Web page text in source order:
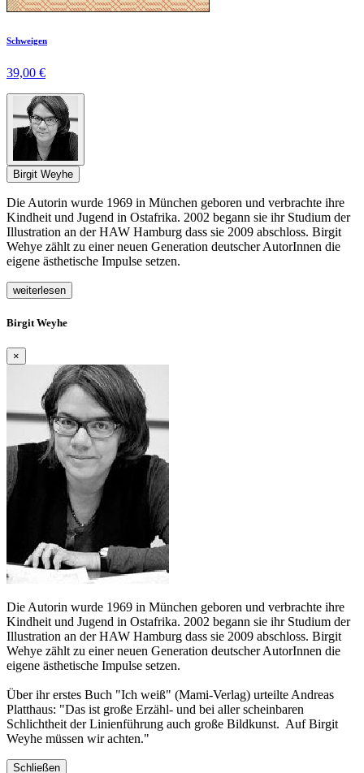
Schweigen
39,00 €
Birgit Weyhe
Die Autorin wurde 1969 in München geboren und verbrachte ihre
Kindheit und Jugend in Ostafrika. 2002 begann sie ihr Studium der
Illustration an der HAW Hamburg dass sie 2009 abschloss. Birgit
Wehye zählt zu einer neuen Generation deutscher AutorInnen die
eigene ästhetische Impulse setzen.
weiterlesen
Birgit Weyhe
×
Die Autorin wurde 1969 in München geboren und verbrachte ihre
Kindheit und Jugend in Ostafrika. 2002 begann sie ihr Studium der
Illustration an der HAW Hamburg dass sie 2009 abschloss. Birgit
Wehye zählt zu einer neuen Generation deutscher AutorInnen die
eigene ästhetische Impulse setzen.
Über ihr erstes Buch "Ich weiß" (Mami-Verlag) urteilte Andreas
Platthaus: "Das ist große Erzähl- und bei aller scheinbaren
Schlichtheit der Linienführung auch große Bildkunst. Auf Birgit
Weyhe müssen wir achten."
Schließen